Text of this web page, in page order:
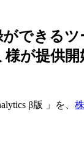
ができるツ
様が提供
β版 」を、